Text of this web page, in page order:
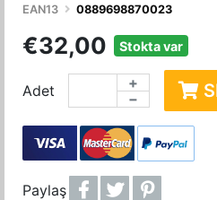
EAN13
0889698870023
€32,00 Stokta var
Adet −
+
Paylaş